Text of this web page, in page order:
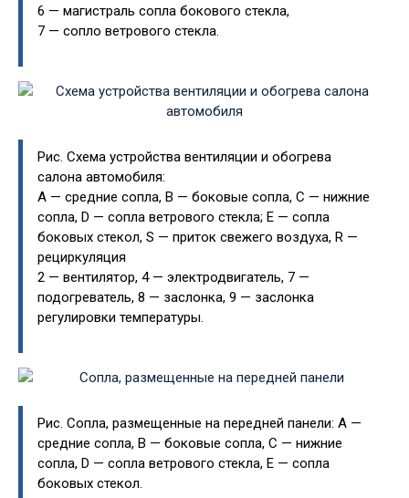
6 — магистраль сопла бокового стекла,
7 — сопло ветрового стекла.
Рис. Схема устройства вентиляции и обогрева
салона автомобиля:
А — средние сопла, В — боковые сопла, С — нижние
сопла, D — сопла ветрового стекла; Е — сопла
боковых стекол, S — приток свежего воздуха, R —
рециркуляция
2 — вентилятор, 4 — электродвигатель, 7 —
подогреватель, 8 — заслонка, 9 — заслонка
регулировки температуры.
Рис. Сопла, размещенные на передней панели: А —
средние сопла, В — боковые сопла, С — нижние
сопла, D — сопла ветрового стекла, Е — сопла
боковых стекол.